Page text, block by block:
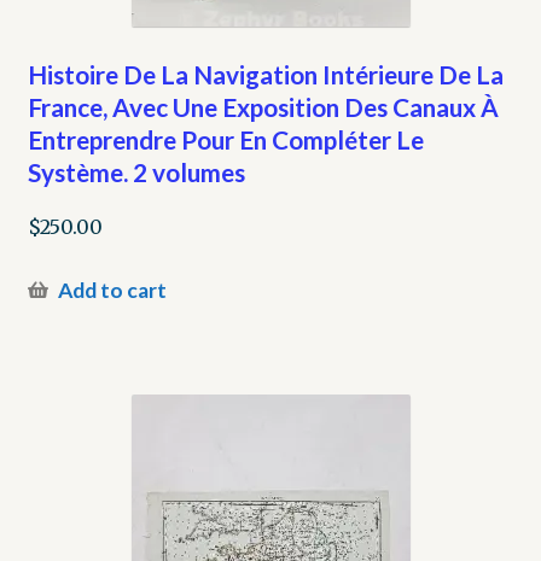
Histoire De La Navigation Intérieure De La
France, Avec Une Exposition Des Canaux À
Entreprendre Pour En Compléter Le
Système. 2 volumes
$250.00
Add to cart